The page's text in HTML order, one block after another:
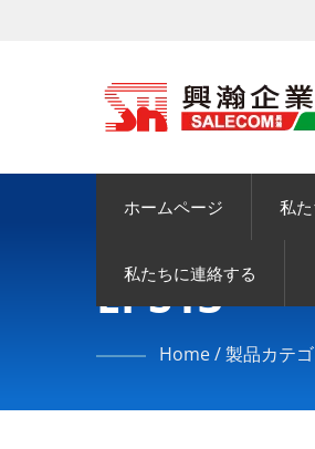
ホームページ 私
私たちに連絡する
EPS13
Home/製品カテゴ